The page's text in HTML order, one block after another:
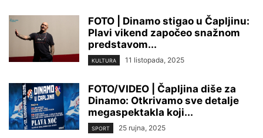
FOTO | Dinamo stigao u Čapljinu:
Plavi vikend započeo snažnom
predstavom...
KULTURA 11 listopada, 2025
FOTO/VIDEO | Čapljina diše za
Dinamo: Otkrivamo sve detalje
megaspektakla koji...
SPORT 25 rujna, 2025